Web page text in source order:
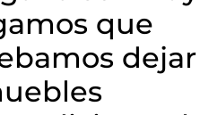
que
dejar